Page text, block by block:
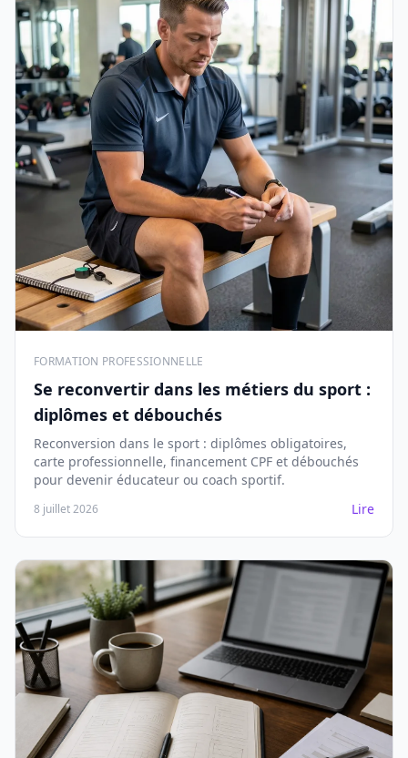
FORMATION PROFESSIONNELLE
Se reconvertir dans les métiers du sport :
diplômes et débouchés
Reconversion dans le sport : diplômes obligatoires,
carte professionnelle, financement CPF et débouchés
pour devenir éducateur ou coach sportif.
8 juillet 2026 Lire